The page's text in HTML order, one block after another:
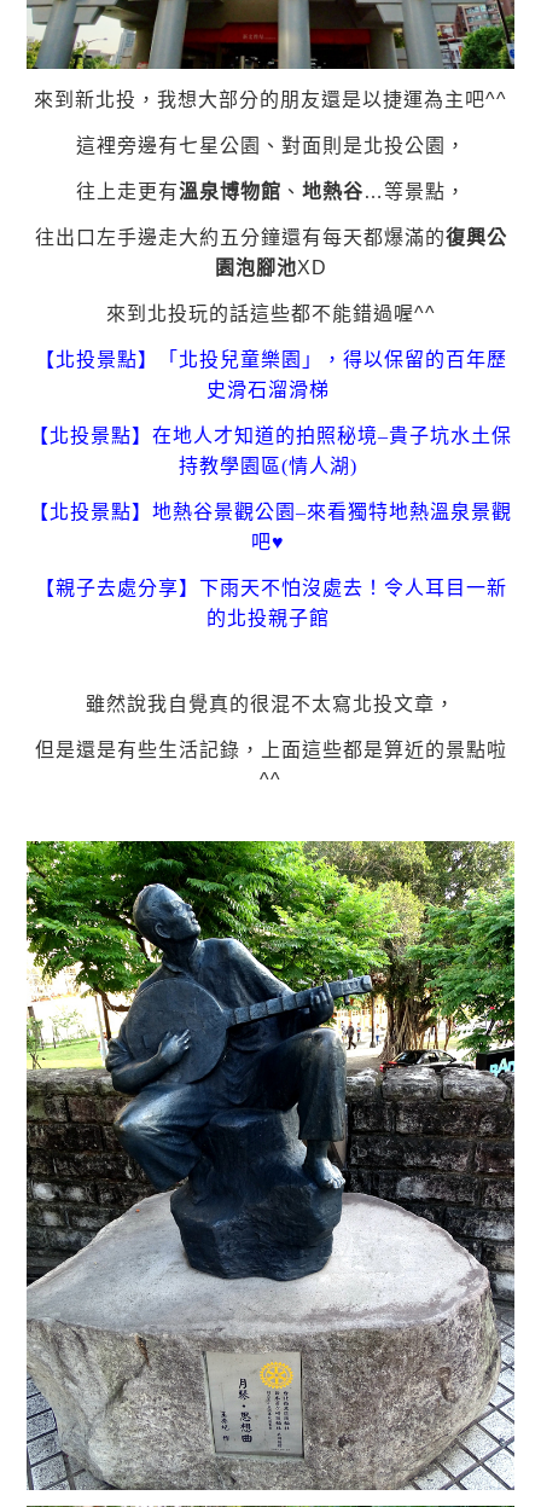
來到新北投，我想大部分的朋友還是以捷運為主吧^^
這裡旁邊有七星公園、對面則是北投公園，
往上走更有溫泉博物館 、 地熱谷…等景點，
往出口左手邊走大約五分鐘還有每天都爆滿的復興公
園泡腳池XD
來到北投玩的話這些都不能錯過喔^^
【北投景點】「北投兒童樂園」，得以保留的百年歷
史滑石溜滑梯
【北投景點】在地人才知道的拍照秘境–貴子坑水土保
持教學園區(情人湖)
【北投景點】地熱谷景觀公園–來看獨特地熱溫泉景觀
吧♥
【親子去處分享】下雨天不怕沒處去！令人耳目一新
的北投親子館
雖然說我自覺真的很混不太寫北投文章，
但是還是有些生活記錄，上面這些都是算近的景點啦
^^